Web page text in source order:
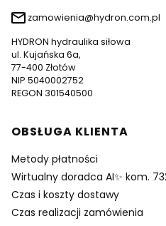
zamowienia@hydron.com.pl
HYDRON hydraulika siłowa
ul. Kujańska 6a,
77-400 Złotów
NIP 5040002752
REGON 301540500
Linki w stopce
OBSŁUGA KLIENTA
Metody płatności
Wirtualny doradca AI✨ kom.
Czas i koszty dostawy
Czas realizacji zamówienia